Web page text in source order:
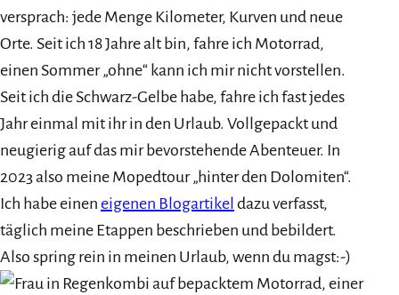
versprach: jede Menge Kilometer, Kurven und neue
Orte. Seit ich 18 Jahre alt bin, fahre ich Motorrad,
einen Sommer „ohne“ kann ich mir nicht vorstellen.
Seit ich die Schwarz-Gelbe habe, fahre ich fast jedes
Jahr einmal mit ihr in den Urlaub. Vollgepackt und
neugierig auf das mir bevorstehende Abenteuer. In
2023 also meine Mopedtour „hinter den Dolomiten“.
Ich habe einen eigenen Blogartikel dazu verfasst,
täglich meine Etappen beschrieben und bebildert.
Also spring rein in meinen Urlaub, wenn du magst:-)